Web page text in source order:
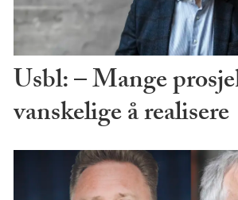
Usbl: – Mange
vanskelige å realisere